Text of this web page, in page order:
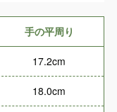
手の平周り
17.2cm
18.0cm